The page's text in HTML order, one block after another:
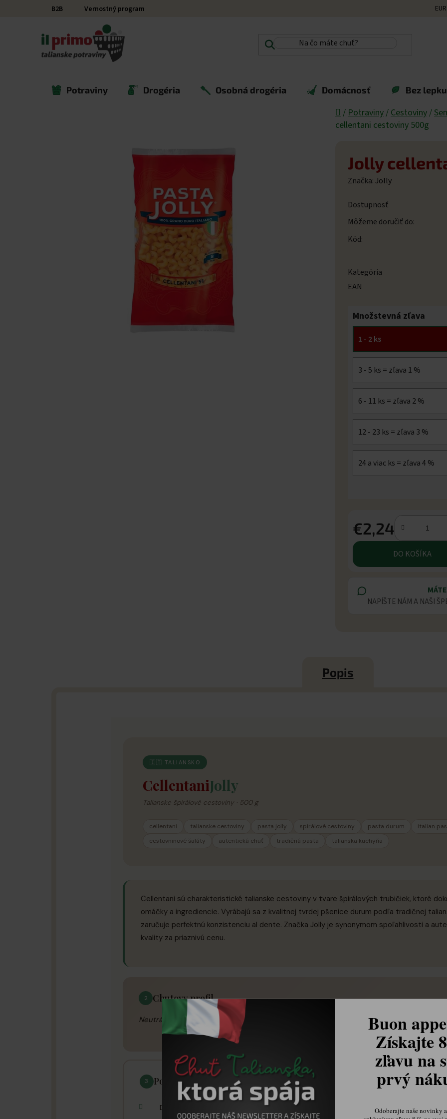
Prejsť na obsahB2B Vernostný program EUR
Potraviny Drogéria Osobná drogéria Domácnosť Bez
Domov
/ Potraviny / Cestoviny /
cellentani cestoviny 500g
Jolly
Značka:Jolly
Dostupnosť
Môžeme doručiť do:
Kód:
Kategória
EAN
Množstevná zľava
1 - 2 ks
3 - 5 ks = zľava 1 %
6 - 11 ks = zľava 2 %
12 - 23 ks = zľava 3 %
24 a viac ks = zľava 4 %
€2,24
Jednotková cena:
DO KOŠÍKA
NAPÍŠTE NÁM A NAŠI
Popis
🇮🇹 TALIANSKO
CellentaniJolly
Talianske špirálové cestoviny · 500 g
cellentani talianske cestoviny pasta jolly spirálové cestoviny pasta durum
italian
cestovninové šaláty
autentická chuť tradičná pasta talianska kuchyňa
Cellentani sú charakteristické talianske cestoviny v tvare špirálových trubičiek, ktoré
omáčky a ingrediencie. Vyrábajú sa z kvalitnej tvrdej pšenice durum podľa tradičnej
zaručuje perfektnú konzistenciu al dente. Značka Jolly je synonymom spoľahlivosti a
kvality za priaznivú cenu.
2 Chutovy profil
Neutrálna chuť s autentickou talianskou chuťou, pevná štruktúra al dente
3 Pouzitie a tipy
Dokonale kombinovať s hustejšími omáčkami - ragú, smotanové alebo zeleninové
Buon
Získajte
zľavu na
prvý
Odoberajte naše novinky